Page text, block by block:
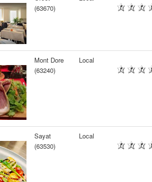
(63670)
Mont Dore
(63240)
Local
Sayat
(63530)
Local